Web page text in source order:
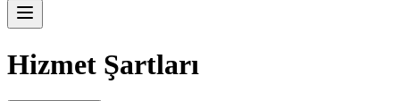
Hizmet Şartları